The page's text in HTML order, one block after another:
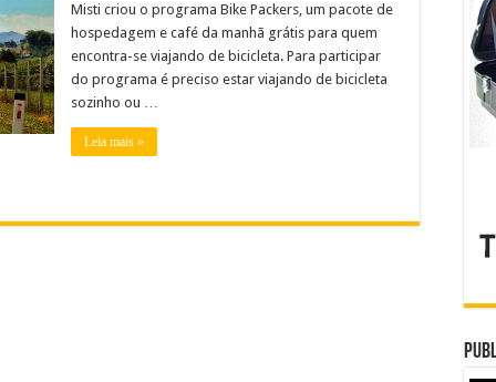
Misti criou o programa Bike Packers, um pacote de
hospedagem e café da manhã grátis para quem
encontra-se viajando de bicicleta. Para participar
do programa é preciso estar viajando de bicicleta
sozinho ou …
Leia mais »